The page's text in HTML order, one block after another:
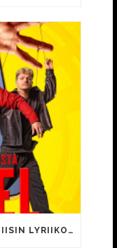
CANCEL-ELOKUVAN TUNNUSBIISIN LYRIIKOISSA TUTTUJA MEEMIHOKEMIA YOUTUBE-VIDEOILTA!